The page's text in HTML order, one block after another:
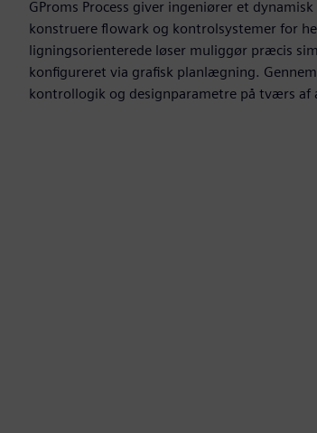
GProms Process giver ingeniører et
konstruere flowark og kontrolsystemer for
ligningsorienterede løser muliggør præcis
konfigureret via grafisk planlægning.
kontrollogik og designparametre på tværs af